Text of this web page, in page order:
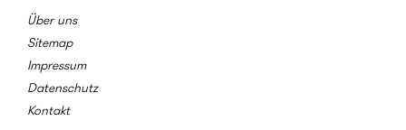
Über uns
Sitemap
Impressum
Datenschutz
Kontakt